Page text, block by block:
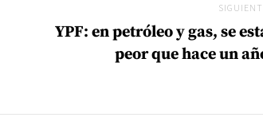
YPF: en petróleo y gas, se
peor que hace un